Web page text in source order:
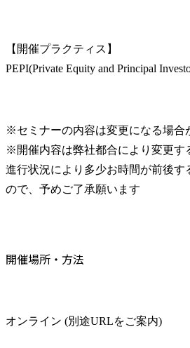
【開催プラクティス】
PEPI(Private Equity and Principal
※セミナーの内容は変更になる場合
※開催内容は弊社都合により変更す
進行状況により多少お時間が前後す
ので、予めご了承願います
開催場所・方法
オンライン (別途URLをご案内)